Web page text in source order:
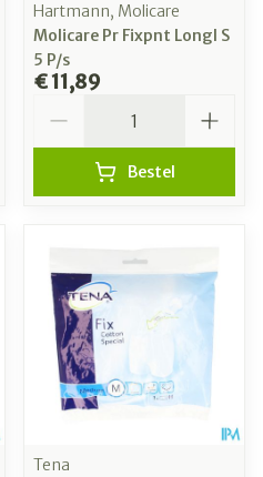
Hartmann, Molicare
Molicare Pr Fixpnt Longl S
5 P/s
€ 11,89
Bestel
Tena